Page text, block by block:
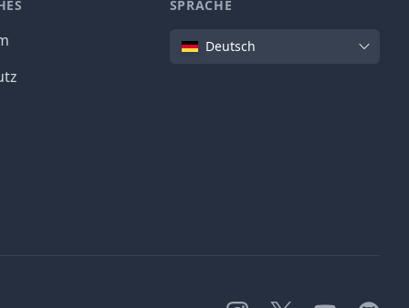
SPRACHE
SpracheDeutsch